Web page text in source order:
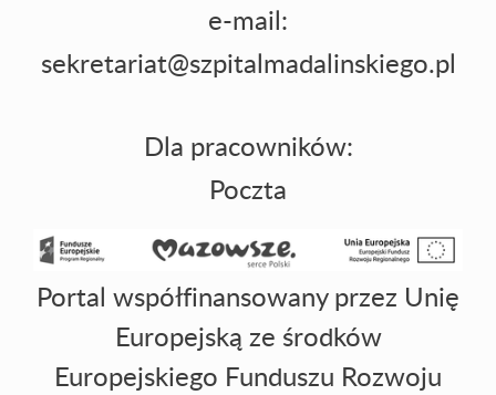
e-mail:
sekretariat@szpitalmadalinskiego.pl
Dla pracowników:
Poczta
Portal współfinansowany przez Unię
Europejską ze środków
Europejskiego Funduszu Rozwoju